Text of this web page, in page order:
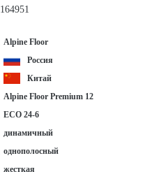
164951
Alpine Floor
Россия
Китай
Alpine Floor Premium 12
ECO 24-6
динамичный
однополосный
жесткая